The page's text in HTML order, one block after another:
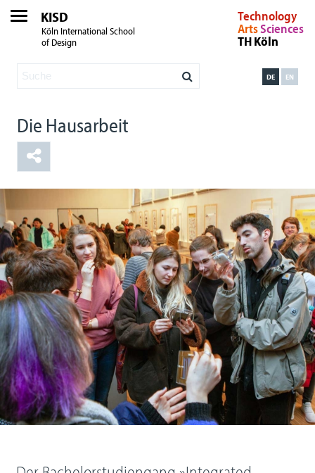
KISD
Köln International School
of Design
Technology
ArtsSciences
TH Köln
EN
DE
Die Hausarbeit